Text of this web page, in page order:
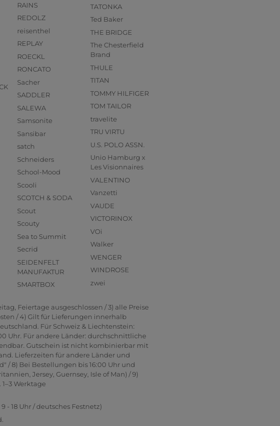
RAINS
REDOLZ
reisenthel
REPLAY
ROECKL
RONCATO
Sacher
SADDLER
SALEWA
Samsonite
Sansibar
satch
Schneiders
School-Mood
Scooli
SCOTCH & SODA
Scout
Scouty
Sea to Summit
Secrid
SEIDENFELT
MANUFAKTUR
SMARTBOX
TATONKA
Ted Baker
THE BRIDGE
The Chesterfield
Brand
THULE
TITAN
TOMMY HILFIGER
TOM TAILOR
travelite
TRU VIRTU
U.S. POLO ASSN.
Unio Hamburg x
Les Visionnaires
VALENTINO
Vanzetti
VAUDE
VICTORINOX
VOi
Walker
WENGER
WINDROSE
zwei
Feiertage ausgeschlossen / 3) alle Preise
/ 4) Gilt für Lieferungen innerhalb
Für Schweiz & Liechtenstein:
Uhr. Für andere Länder: durchschnittliche
Gutschein ist nicht kombinierbar mit
Lieferzeiten für andere Länder und
/ 8) Bei Bestellungen bis 16:00 Uhr und
Jersey, Guernsey, Isle of Man) / 9)
Werktage
- 18 Uhr / deutsches Festnetz)